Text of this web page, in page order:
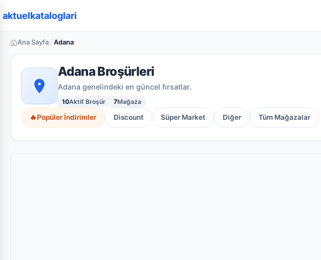
aktuelkataloglari
Ana Sayfa/Adana
Adana Broşürleri
Adana genelindeki en güncel fırsatlar.
10Aktif Broşür 7Mağaza
🔥Popüler İndirimler Discount Süper Market Diğer Tüm Mağazalar